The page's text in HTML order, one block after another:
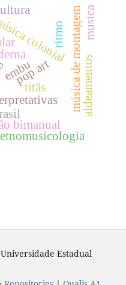
colonialmúsica de montagem
embu aldeamentos
pop art
titãs
bimanual
etnomusicologia
ritmo musica
Estadual